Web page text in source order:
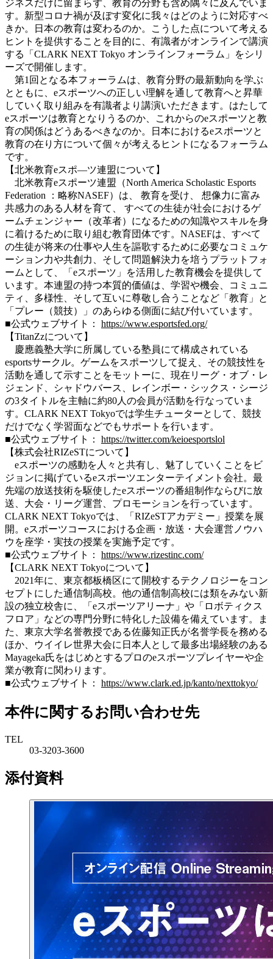
ジネスだけに留まらず、教育の分野も含め隅々に及んでいま
す。新型コロナ禍が及ぼす変化に我々はどのように対応すべ
きか。日本の教育は変わるのか。こうした点について考える
ヒントを提供することを目的に、有識者がオンラインで講演
する「CLARK NEXT Tokyo オンラインフォーラム」をシリ
ーズで開催します。
第1回となる本フォーラムは、教育分野の最新動向を学ぶ
とともに、eスポーツへの正しい理解を通して教育へと昇華
していく取り組みを有識者より講演いただきます。はたして
eスポーツは教育となりうるのか、これからのeスポーツと教
育の関係はどうあるべきなのか。日本におけるeスポーツと
教育の在り方について個々が考えるヒントになるフォーラム
です。
【北米教育eスポ―ツ連盟について】
北米教育eスポーツ連盟（North America Scholastic Esports
Federation ：略称NASEF）は、 教育を受け、 想像力に富み
共感力のある人材を育て、 すべての生徒が社会におけるゲ
ームチェンジャー（改革者）になるための知識やスキルを身
に着けるために取り組む教育団体です。NASEFは、すべて
の生徒が将来の仕事や人生を謳歌するために必要なコミュケ
ーション力や共創力、そして問題解決力を培うプラットフォ
ームとして、「eスポーツ」を活用した教育機会を提供して
います。本連盟の持つ本質的価値は、学習や機会、コミュニ
ティ、多様性、そして互いに尊敬し合うことなど「教育」と
「プレー（競技）」のあらゆる側面に結び付いています。
■公式ウェブサイト： https://www.esportsfed.org/
【TitanZzについて】
慶應義塾大学に所属している塾員にて構成されている
esportsサークル。ゲームをスポーツして捉え、その競技性を
活動を通して示すことをモットーに、現在リーグ・オブ・レ
ジェンド、シャドウバース、レインボー・シックス・シージ
の3タイトルを主軸に約80人の会員が活動を行なっていま
す。CLARK NEXT Tokyoでは学生チューターとして、競技
だけでなく学習面などでもサポートを行います。
■公式ウェブサイト： https://twitter.com/keioesportslol
【株式会社RIZeSTについて】
eスポーツの感動を人々と共有し、魅了していくことをビ
ジョンに掲げているeスポーツエンターテイメント会社。最
先端の放送技術を駆使したeスポーツの番組制作ならびに放
送、大会・リーグ運営、プロモーションを行っています。
CLARK NEXT Tokyoでは、「RIZeSTアカデミー」授業を展
開。eスポーツコースにおける企画・放送・大会運営ノウハ
ウを座学・実技の授業を実施予定です。
■公式ウェブサイト： https://www.rizestinc.com/
【CLARK NEXT Tokyoについて】
2021年に、東京都板橋区にて開校するテクノロジーをコン
セプトにした通信制高校。他の通信制高校には類をみない新
設の独立校舎に、「eスポーツアリーナ」や「ロボティクス
フロア」などの専門分野に特化した設備を備えています。ま
た、東京大学名誉教授である佐藤知正氏が名誉学長を務める
ほか、ウイイレ世界大会に日本人として最多出場経験のある
Mayageka氏をはじめとするプロのeスポーツプレイヤーや企
業が教育に関わります。
■公式ウェブサイト： https://www.clark.ed.jp/kanto/nexttokyo/
本件に関するお問い合わせ先
TEL
03-3203-3600
添付資料